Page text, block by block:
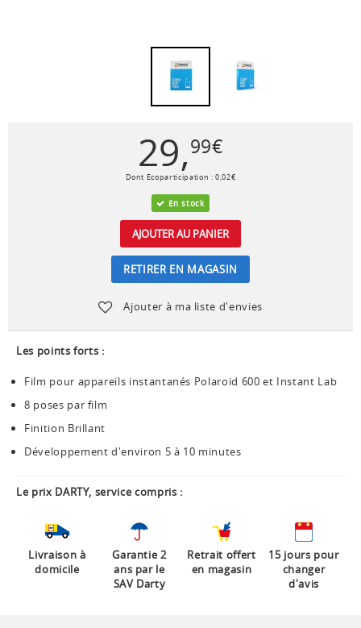
29,99€
Dont Ecoparticipation :0,02€
En stock
AJOUTER AU PANIER
RETIRER EN MAGASIN
Ajouter à ma liste d'envies
Les points forts :
Film pour appareils instantanés Polaroid 600 et Instant Lab
8 poses par film
Finition Brillant
Développement d'environ 5 à 10 minutes
Le prix DARTY, service compris :
Livraison à
domicile
Garantie 2
ans par le
SAV Darty
Retrait offert
en magasin
15 jours pour
changer
d'avis